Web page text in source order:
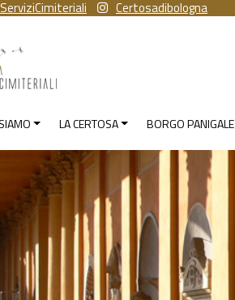
Certosadibologna
LA CERTOSA BORGO PANIGALE